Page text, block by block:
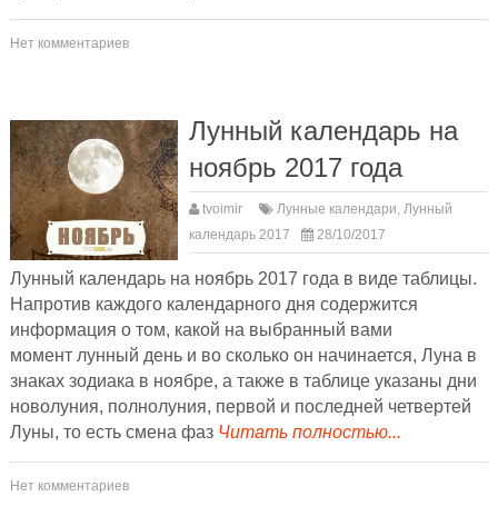
Нет комментариев
Лунный календарь на
ноябрь 2017 года
tvoimir Лунные календари,Лунный
календарь 2017
28/10/2017
Лунный календарь на ноябрь 2017 года в виде таблицы.
Напротив каждого календарного дня содержится
информация о том, какой на выбранный вами
момент лунный день и во сколько он начинается, Луна в
знаках зодиака в ноябре, а также в таблице указаны дни
новолуния, полнолуния, первой и последней четвертей
Луны, то есть смена фаз Читать полностью...
Нет комментариев